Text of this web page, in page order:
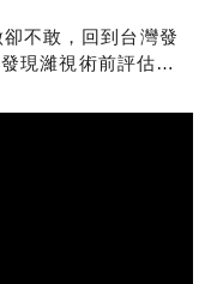
不敢，回到台灣發
現濰視術前評估超